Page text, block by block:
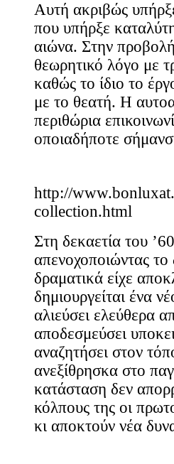
Αυτή ακριβώς
που υπήρξε
αιώνα. Στην
θεωρητικό λόγο με
καθώς το ίδιο το
με το θεατή. Η
περιθώρια
οποιαδήποτε
http://
collection.html
Στη δεκαετία του
απενοχοποιώντας
δραματικά είχε
δημιουργείται ένα
αλιεύσει ελεύθερα
αποδεσμεύσει
αναζητήσει στον
ανεξίθρησκα στο
κατάσταση δεν
κόλπους της οι
κι αποκτούν νέα